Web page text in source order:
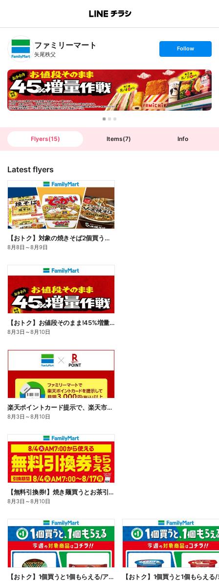
B
n
T
ファミリーマート
矢尾秩父
s
t
o
l
l
o
w
Follow
Flyers(15) Items(7) Info
Latest flyers
【おトク】対象の焼きそば2個買うと100円引き!
8月8日 ～8月9日
【おトク】お値段そのまま!45%増量作戦!
8月3日 ～8月10日
楽天ポイントカード提示で、楽天市場でのお買い物がおトクに!
8月3日 ～8月10日
【無料引換券!】焼き麺買うとお茶引換券貰える!
8月3日 ～8月10日
【おトク】1個買うと1個もらえる/アイス